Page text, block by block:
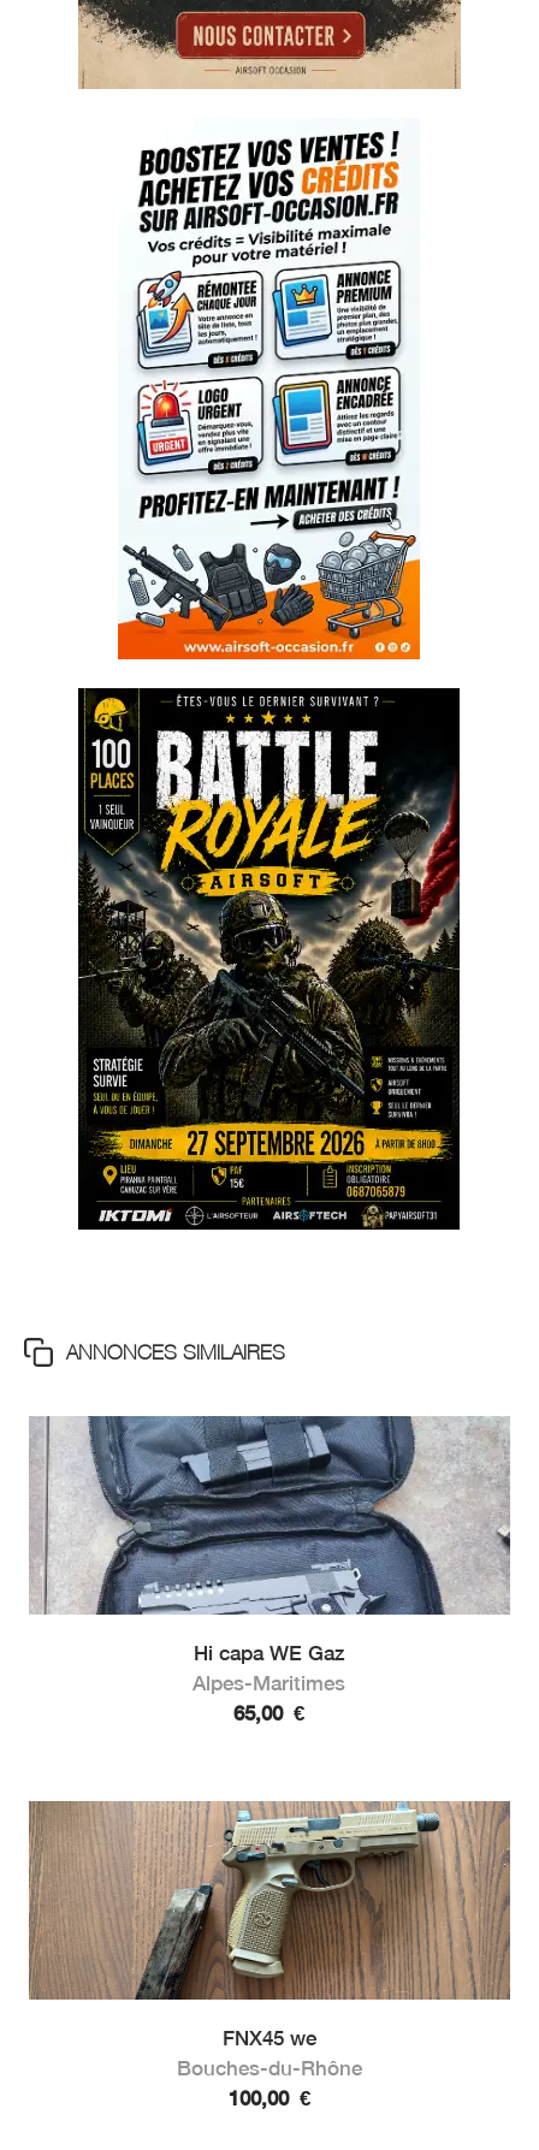
ANNONCES SIMILAIRES
Hi capa WE Gaz
Alpes-Maritimes
65,00 €
FNX45 we
Bouches-du-Rhône
100,00 €